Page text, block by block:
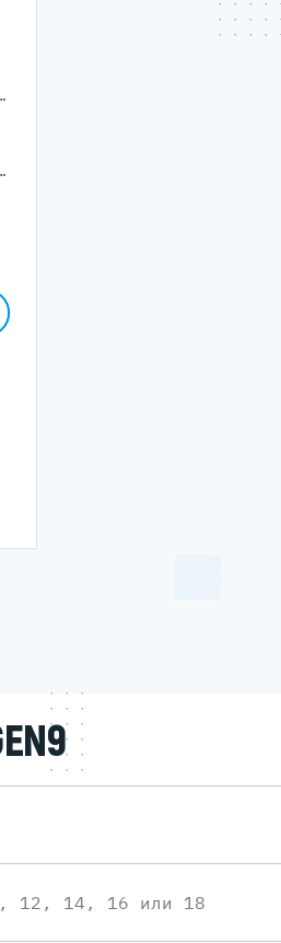
Cache 3.20GHz)
HP 2 port 10Gb SFP+
14, 16 или 18